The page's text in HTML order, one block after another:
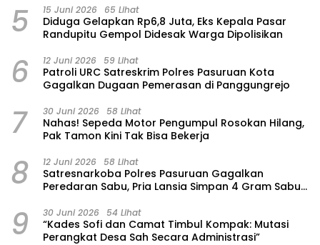
5 15 Juni 2026 65 Lihat
‎Diduga Gelapkan Rp6,8 Juta, Eks Kepala Pasar
Randupitu Gempol Didesak Warga Dipolisikan
6 12 Juni 2026 59 Lihat
Patroli URC Satreskrim Polres Pasuruan Kota
Gagalkan Dugaan Pemerasan di Panggungrejo
7 30 Juni 2026 58 Lihat
‎Nahas! Sepeda Motor Pengumpul Rosokan Hilang,
Pak Tamon Kini Tak Bisa Bekerja
8 12 Juni 2026 58 Lihat
Satresnarkoba Polres Pasuruan Gagalkan
Peredaran Sabu, Pria Lansia Simpan 4 Gram Sabu
9 30 Juni 2026 54 Lihat
“Kades Sofi dan Camat Timbul Kompak: Mutasi
Perangkat Desa Sah Secara Administrasi”